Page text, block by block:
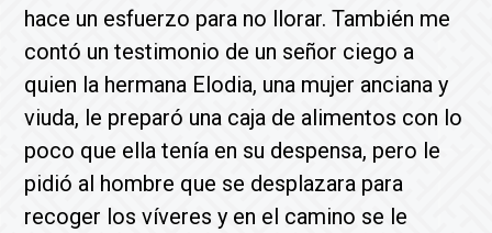
hace un esfuerzo para no llorar. También me
contó un testimonio de un señor ciego a
quien la hermana Elodia, una mujer anciana y
viuda, le preparó una caja de alimentos con lo
poco que ella tenía en su despensa, pero le
pidió al hombre que se desplazara para
recoger los víveres y en el camino se le